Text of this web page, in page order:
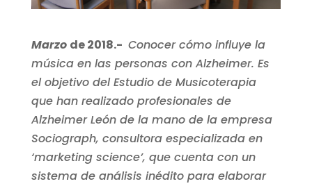
Marzo de 2018.- Conocer cómo influye la
música en las personas con Alzheimer. Es
el objetivo del Estudio de Musicoterapia
que han realizado profesionales de
Alzheimer León de la mano de la empresa
Sociograph, consultora especializada en
‘marketing science’, que cuenta con un
sistema de análisis inédito para elaborar